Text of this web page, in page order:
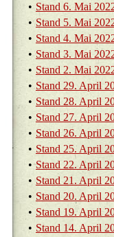
• Stand 6. Mai
• Stand 5. Mai
• Stand 4. Mai
• Stand 3. Mai
• Stand 2. Mai
• Stand 29. April
• Stand 28. April
• Stand 27. April
• Stand 26. April
• Stand 25. April
• Stand 22. April
• Stand 21. April
• Stand 20. April
• Stand 19. April
• Stand 14. April